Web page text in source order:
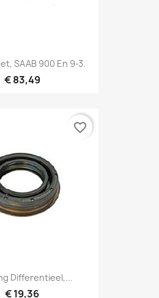
SAAB 900 En 9-3.
€ 83,49
Differentieel,...
€ 19,36
favorite_border